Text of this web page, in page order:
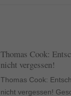
Thomas Cook:
nicht vergessen!
Thomas Cook:
nicht vergessen!